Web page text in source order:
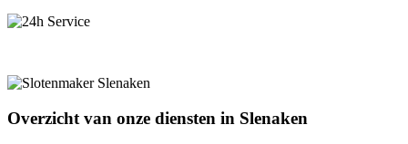
Overzicht van onze diensten in Slenaken